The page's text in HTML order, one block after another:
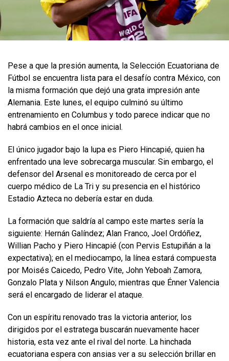
Pese a que la presión aumenta, la Selección Ecuatoriana de
Fútbol se encuentra lista para el desafío contra México, con
la misma formación que dejó una grata impresión ante
Alemania. Este lunes, el equipo culminó su último
entrenamiento en Columbus y todo parece indicar que no
habrá cambios en el once inicial.
El único jugador bajo la lupa es Piero Hincapié, quien ha
enfrentado una leve sobrecarga muscular. Sin embargo, el
defensor del Arsenal es monitoreado de cerca por el
cuerpo médico de La Tri y su presencia en el histórico
Estadio Azteca no debería estar en duda.
La formación que saldría al campo este martes sería la
siguiente: Hernán Galíndez; Alan Franco, Joel Ordóñez,
Willian Pacho y Piero Hincapié (con Pervis Estupiñán a la
expectativa); en el mediocampo, la línea estará compuesta
por Moisés Caicedo, Pedro Vite, John Yeboah Zamora,
Gonzalo Plata y Nilson Angulo; mientras que Énner Valencia
será el encargado de liderar el ataque.
Con un espíritu renovado tras la victoria anterior, los
dirigidos por el estratega buscarán nuevamente hacer
historia, esta vez ante el rival del norte. La hinchada
ecuatoriana espera con ansias ver a su selección brillar en